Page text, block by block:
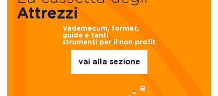
Attrezzi
Vademecum, format,
guide e tanti
strumenti per il non profit
vai alla sezione